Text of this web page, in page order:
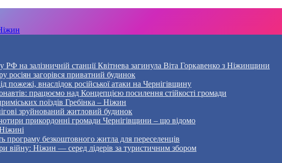
РФ на залізничній станції Квітнева загинула Віта Горкавенко з Ніжинщини
росіян загорівся приватний будинок
пожежі, внаслідок російської атаки на Чернігівщину
працюємо над Концепцією посилення стійкості громади
поїздів Гребінка – Ніжин
зруйнований житловий будинок
чотири прикордонні громади Чернігівщини – що відомо
безкоштовного житла для переселенців
війну: Ніжин — серед лідерів за туристичним збором